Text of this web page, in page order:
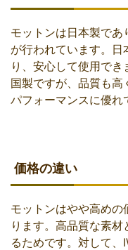
モットンは日本製で
が行われています。
り、安心して使用で
国製ですが、品質も高
パフォーマンスに優れ
価格の違い
モットンはやや高め
ります。高品質な素
るためです。対して